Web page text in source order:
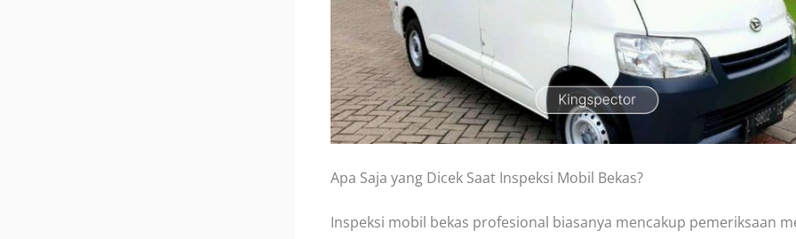
Apa Saja yang Dicek Saat Inspeksi Mobil Bekas?
Inspeksi mobil bekas profesional biasanya mencakup pemeriksaan